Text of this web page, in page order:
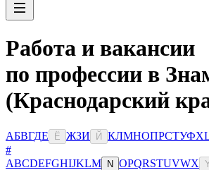
Работа и вакансии
по профессии в
(Краснодарский
АБВГДЕ Ё ЖЗИ Й КЛМНОПРСТУФХ
#
ABCDEFGHIJKLM N OPQRSTUVWX